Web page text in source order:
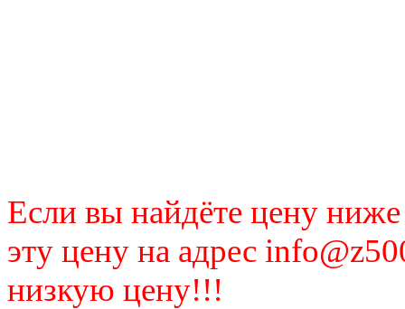
Если вы найдёте цену
эту цену на адрес
низкую цену!!!